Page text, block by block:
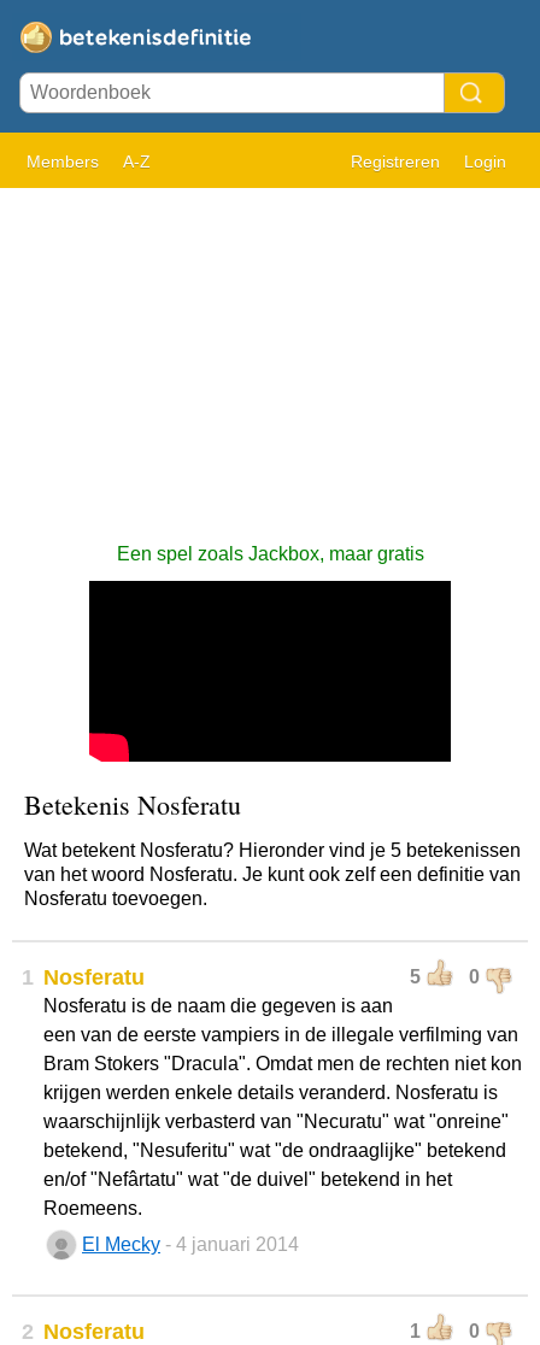
Members A-Z Registreren Login
Een spel zoals Jackbox, maar gratis
Betekenis Nosferatu
Wat betekent Nosferatu? Hieronder vind je 5 betekenissen
van het woord Nosferatu. Je kunt ook zelf een definitie van
Nosferatu toevoegen.
1 5 0
Nosferatu
Nosferatu is de naam die gegeven is aan
een van de eerste vampiers in de illegale verfilming van
Bram Stokers "Dracula". Omdat men de rechten niet kon
krijgen werden enkele details veranderd. Nosferatu is
waarschijnlijk verbasterd van "Necuratu" wat "onreine"
betekend, "Nesuferitu" wat "de ondraaglijke" betekend
en/of "Nefârtatu" wat "de duivel" betekend in het
Roemeens.
El Mecky - 4 januari 2014
2 1 0
Nosferatu